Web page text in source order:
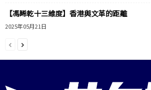
【馮睎乾十三維度】香港與文革的距離
2025年05月21日